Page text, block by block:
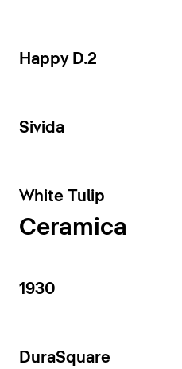
Happy D.2
Sivida
White Tulip
Ceramica
1930
DuraSquare